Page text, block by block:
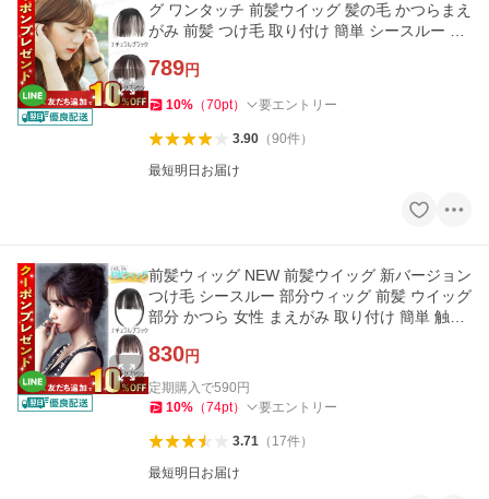
グ ワンタッチ 前髪ウイッグ 髪の毛 かつらまえ
がみ 前髪 つけ毛 取り付け 簡単 シースルー 韓
789円
10% （70pt） 要エントリー
3.90（90件）
最短明日お届け
前髪ウィッグ NEW 前髪ウイッグ 新バージョン
つけ毛 シースルー 部分ウィッグ 前髪 ウイッグ
部分 かつら 女性 まえがみ 取り付け 簡単 触角
830円
定期購入で590 円
10% （74pt） 要エントリー
3.71（ 17件）
最短明日お届け